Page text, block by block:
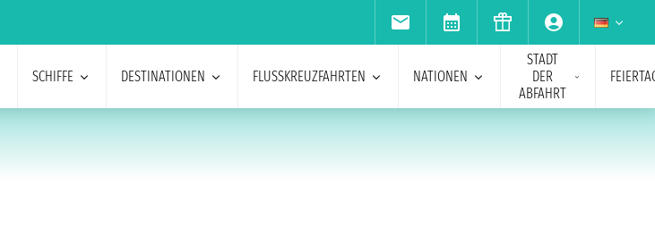
SCHIFFE DESTINATIONEN FLUSSKREUZFAHRTEN NATIONEN
STADT
DER
ABFAHRT